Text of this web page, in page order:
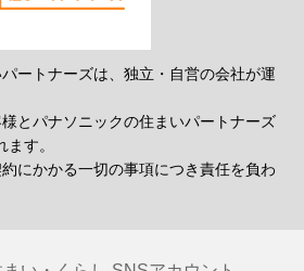
ートナーズは、独立・自営の会社が運
とパナソニックの住まいパートナーズ
す。
にかかる一切の事項につき責任を負わ